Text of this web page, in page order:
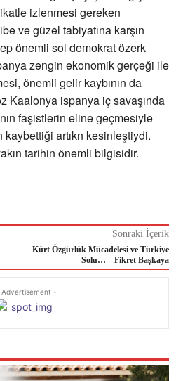
izlenmesi gereken
ve güzel tabiyatına karşın
önemli sol demokrat özerk
zengin ekonomik gerçeği ile
önemli gelir kaybının da
Kaalonya ispanya iç savaşında
faşistlerin eline geçmesiyle
artıkn kesinleştiydi.
tarihin önemli bilgisidir.
Sonraki İçerik
Kürt Özgürlük Mücadelesi ve Türkiye
Solu… – Fikret Başkaya
-